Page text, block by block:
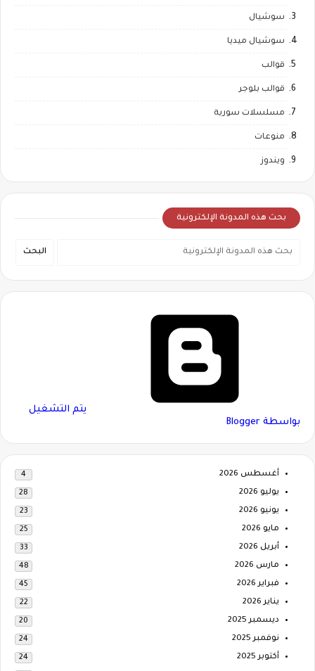
سوشيال
سوشيال ميديا
قوالب
قوالب بلوجر
مسلسلات سورية
منوعات
ويندوز
بحث هذه المدونة الإلكترونية
‏يتم التشغيل
بواسطة Blogger
أغسطس 2026 4
يوليو 2026 28
يونيو 2026 23
مايو 2026 25
أبريل 2026 33
مارس 2026 48
فبراير 2026 45
يناير 2026 22
ديسمبر 2025 20
نوفمبر 2025 24
أكتوبر 2025 24